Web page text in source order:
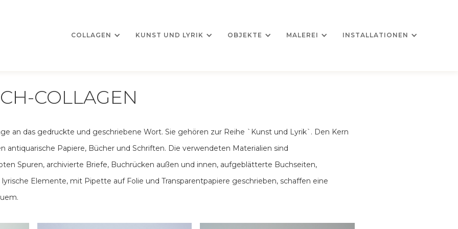
COLLAGEN KUNST UND LYRIK OBJEKTE MALEREI INSTALLATIONEN
COLLAGEN
an das gedruckte und geschriebene Wort. Sie gehören zur Reihe `Kunst und Lyrik`. Den Kern
antiquarische Papiere, Bücher und Schriften. Die verwendeten Materialien sind
Spuren, archivierte Briefe, Buchrücken außen und innen, aufgeblätterte Buchseiten,
Elemente, mit Pipette auf Folie und Transparentpapiere geschrieben, schaffen eine